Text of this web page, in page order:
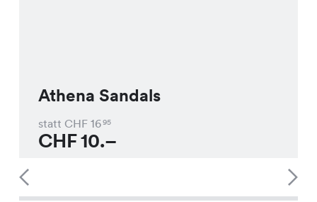
Athena Sandals
statt CHF 1695
CHF10.–